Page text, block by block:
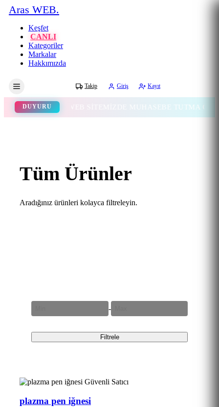
Aras WEB.
Keşfet
CANLI
Kategoriler
Markalar
Hakkımızda
Takip Giriş Kayıt
DUYURU WEB SİTEMİZDE MUHASEBE TUTMA
Tüm Ürünler
Aradığınız ürünleri kolayca filtreleyin.
-
Filtrele
Güvenli Satıcı
plazma pen iğnesi